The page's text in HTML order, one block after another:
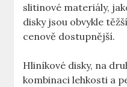
slitinové materiály,
disky ‍jsou ⁤obvykle
cenově dostupnější.
Hliníkové disky, na
kombinaci lehkosti ⁢a